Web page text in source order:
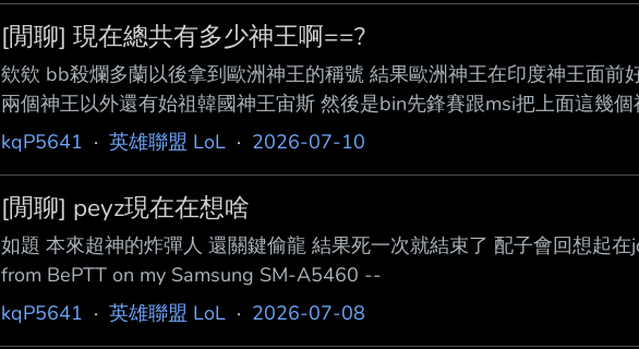
[閒聊] 現在總共有多少神王啊==?
欸欸 bb殺爛多蘭以後拿到歐洲神王的稱號 結果歐洲神王在印度神王面前
兩個神王以外還有始祖韓國神王宙斯 然後是bin先鋒賽跟msi把上面這幾個
算中國神王吧 現在總共有多少神王 有人有頭緒嗎==？ ---- Sent from
kqP5641 · 英雄聯盟 LoL · 2026-07-10
[閒聊] peyz現在在想啥
如題 本來超神的炸彈人 還關鍵偷龍 結果死一次就結束了 配子會回想起
from BePTT on my Samsung SM-A5460 --
kqP5641 · 英雄聯盟 LoL · 2026-07-08